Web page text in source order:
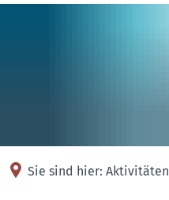
Sie sind hier: Aktivitäten